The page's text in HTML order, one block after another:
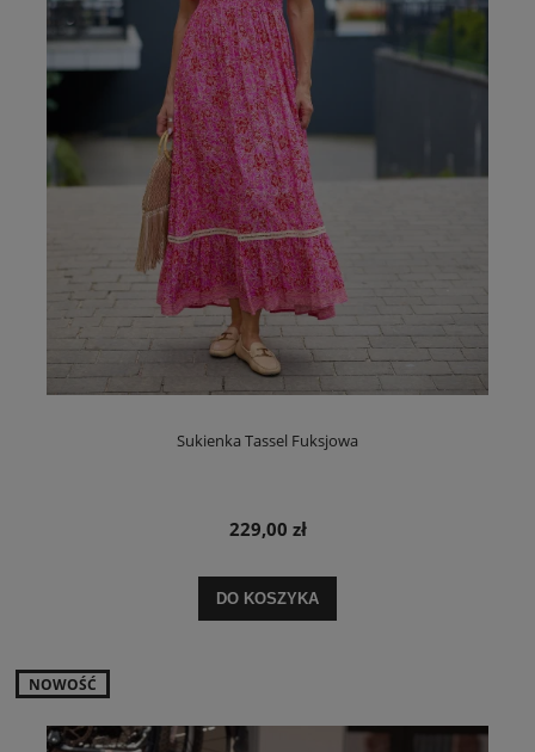
Sukienka Tassel Fuksjowa
229,00 zł
DO KOSZYKA
NOWOŚĆ